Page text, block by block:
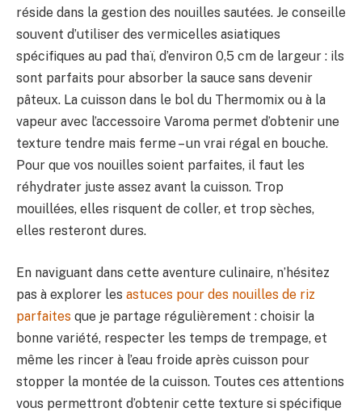
réside dans la gestion des nouilles sautées. Je conseille
souvent d’utiliser des vermicelles asiatiques
spécifiques au pad thaï, d’environ 0,5 cm de largeur : ils
sont parfaits pour absorber la sauce sans devenir
pâteux. La cuisson dans le bol du Thermomix ou à la
vapeur avec l’accessoire Varoma permet d’obtenir une
texture tendre mais ferme – un vrai régal en bouche.
Pour que vos nouilles soient parfaites, il faut les
réhydrater juste assez avant la cuisson. Trop
mouillées, elles risquent de coller, et trop sèches,
elles resteront dures.
En naviguant dans cette aventure culinaire, n’hésitez
pas à explorer les astuces pour des nouilles de riz
parfaites que je partage régulièrement : choisir la
bonne variété, respecter les temps de trempage, et
même les rincer à l’eau froide après cuisson pour
stopper la montée de la cuisson. Toutes ces attentions
vous permettront d’obtenir cette texture si spécifique